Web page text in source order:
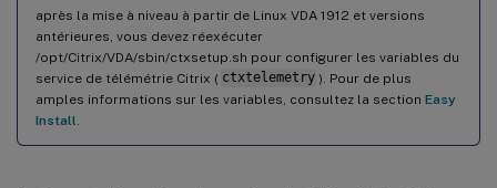
après la mise à niveau à partir de Linux VDA 1912 et versions
antérieures, vous devez réexécuter
/opt/Citrix/VDA/sbin/ctxsetup.sh pour configurer les variables du
service de télémétrie Citrix ( ctxtelemetry ). Pour de plus
amples informations sur les variables, consultez la section Easy
Install